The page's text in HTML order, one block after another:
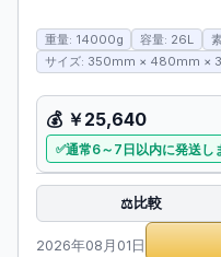
重量: 14000g 容量: 26L
サイズ: 350mm × 480mm ×
💰 ￥25,640
通常6～7日以内に発送し
⚖️比較
2026年08月01日